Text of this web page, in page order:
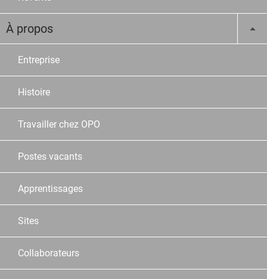
À propos
Entreprise
Histoire
Travailler chez OPO
Postes vacants
Apprentissages
Sites
Collaborateurs